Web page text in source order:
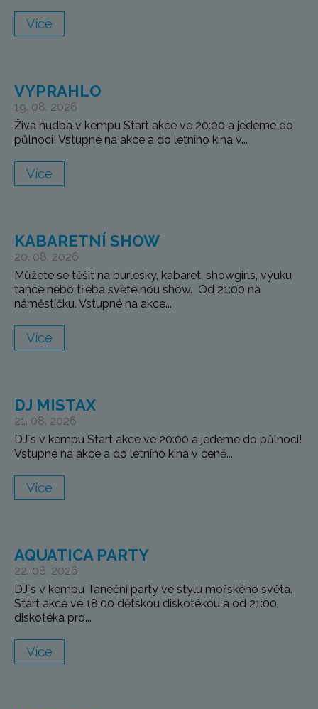
Více
VYPRAHLO
19. 08. 2026
Živá hudba v kempu Start akce ve 20:00 a jedeme do
půlnoci! Vstupné na akce a do letního kina v...
Více
KABARETNÍ SHOW
20. 08. 2026
Můžete se těšit na burlesky, kabaret, showgirls, výuku
tance nebo třeba světelnou show. Od 21:00 na
náměstíčku. Vstupné na akce...
Více
DJ MISTAX
21. 08. 2026
DJ`s v kempu Start akce ve 20:00 a jedeme do půlnoci!
Vstupné na akce a do letního kina v ceně...
Více
AQUATICA PARTY
22. 08. 2026
DJ`s v kempu Taneční party ve stylu mořského světa.
Start akce ve 18:00 dětskou diskotékou a od 21:00
diskotéka pro...
Více